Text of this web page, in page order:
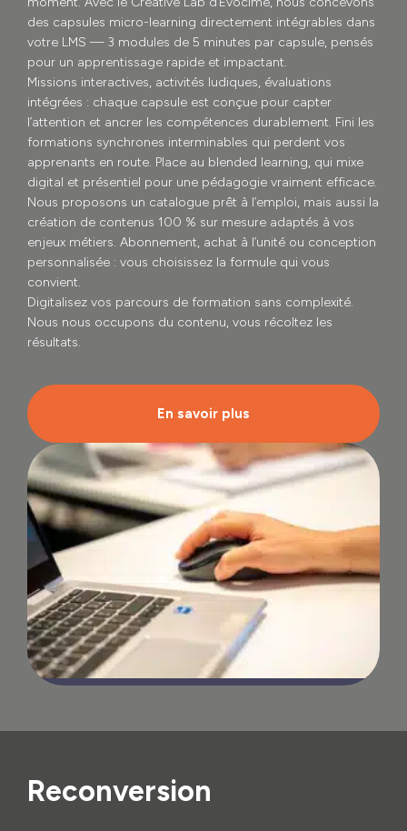
des capsules micro-learning directement intégrables dans
votre LMS — 3 modules de 5 minutes par capsule, pensés
pour un apprentissage rapide et impactant.
Missions interactives, activités ludiques, évaluations
intégrées : chaque capsule est conçue pour capter
l’attention et ancrer les compétences durablement. Fini les
formations synchrones interminables qui perdent vos
apprenants en route. Place au blended learning, qui mixe
digital et présentiel pour une pédagogie vraiment efficace.
Nous proposons un catalogue prêt à l’emploi, mais aussi la
création de contenus 100 % sur mesure adaptés à vos
enjeux métiers. Abonnement, achat à l’unité ou conception
personnalisée : vous choisissez la formule qui vous
convient.
Digitalisez vos parcours de formation sans complexité.
Nous nous occupons du contenu, vous récoltez les
résultats.
En savoir plus
Reconversion